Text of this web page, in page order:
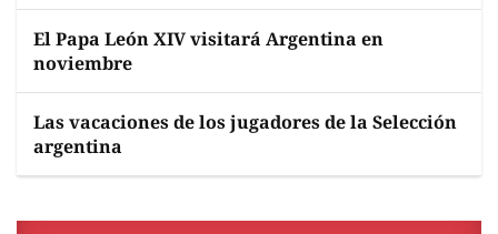
El Papa León XIV visitará Argentina en
noviembre
Las vacaciones de los jugadores de la Selección
argentina